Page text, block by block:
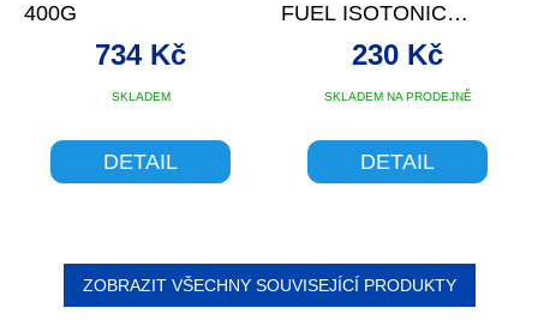
400G
SKLADEM
734 Kč
DETAIL
FUEL ISOTONIC
CITRON 608 G BLACK
SKLADEM NA PRODEJNĚ
230 Kč
DETAIL
ZOBRAZIT VŠECHNY SOUVISEJÍCÍ PRODUKTY